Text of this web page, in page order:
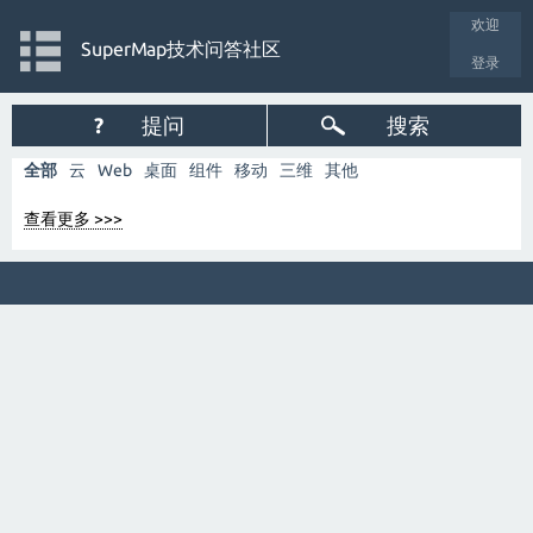
欢迎
登录
SuperMap技术问答社区
? 提问 搜索
全部 云 Web 桌面 组件 移动 三维 其他
查看更多 >>>